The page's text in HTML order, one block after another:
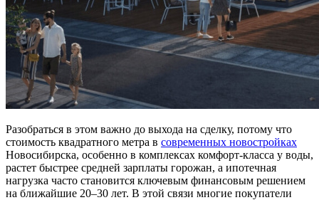
Разобраться в этом важно до выхода на сделку, потому что
стоимость квадратного метра в современных новостройках
Новосибирска, особенно в комплексах комфорт-класса у воды,
растет быстрее средней зарплаты горожан, а ипотечная
нагрузка часто становится ключевым финансовым решением
на ближайшие 20–30 лет. В этой связи многие покупатели